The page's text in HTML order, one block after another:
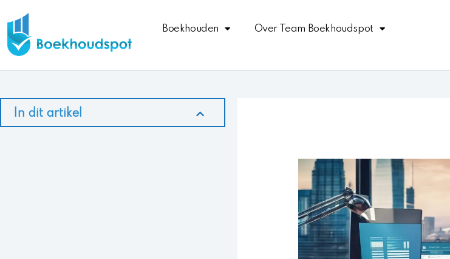
naar
de
inhoud
Boekhouden Over Team Boekhoudspot
In dit artikel